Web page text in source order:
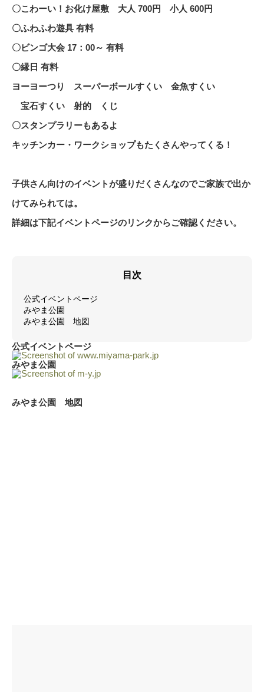
〇こわーい！お化け屋敷 大人 700円 小人 600円
〇ふわふわ遊具 有料
〇ビンゴ大会 17：00～ 有料
〇縁日 有料
ヨーヨーつり スーパーボールすくい 金魚すくい
宝石すくい 射的 くじ
〇スタンプラリーもあるよ
キッチンカー・ワークショップもたくさんやってくる！
子供さん向けのイベントが盛りだくさんなのでご家族で出か
けてみられては。
詳細は下記イベントページのリンクからご確認ください。
目次
公式イベントページ
みやま公園
みやま公園 地図
公式イベントページ
みやま公園
みやま公園 地図